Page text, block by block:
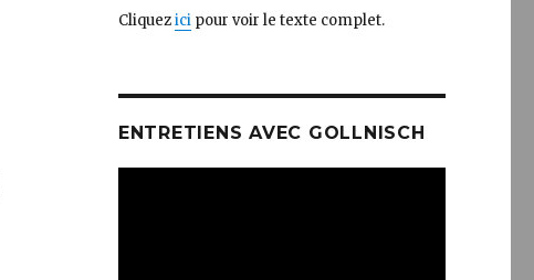
Cliquezicipour voir le texte complet.
ENTRETIENS AVEC GOLLNISCH